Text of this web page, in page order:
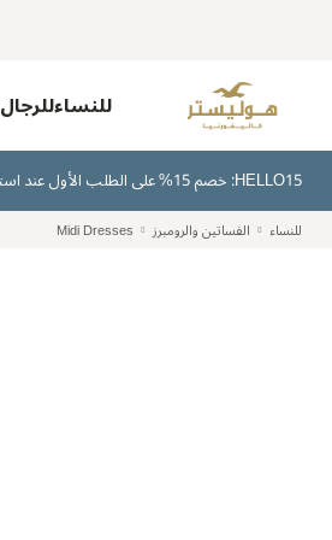
للنساءللرجال
HELLO15: خصم 15% على الطلب الأول عند استخدام الكود | توصيل مجاني على جميع الطلبات بقيمة 300 ريال سعودي أو أكثر | اشترِ الآن وادفع لاحقًا عبر تابي وتمارا
للنساء الفساتين والرومبرز Midi Dresses